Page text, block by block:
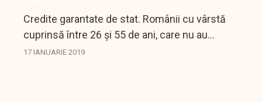
Credite garantate de stat. Românii cu vârstă
cuprinsă între 26 și 55 de ani, care nu au
venituri stabile, pot primi, fără dobândă,
17 IANUARIE 2019